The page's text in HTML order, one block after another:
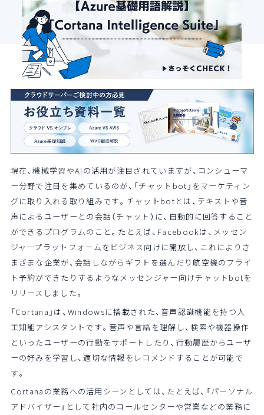
よくある質問
SB C&Sの強み
現在、機械学習やAIの活用が注目されていますが、コンシューマ
ー分野で注目を集めているのが、「チャットbot」をマーケティン
グに取り入れる取り組みです。チャットbotとは、テキストや音
声によるユーザーとの会話（チャット）に、自動的に回答すること
ができるプログラムのこと。たとえば、Facebookは、メッセン
ジャープラットフォームをビジネス向けに開放し、これによりさ
まざまな企業が、会話しながらギフトを選んだり航空機のフライ
ト予約ができたりするようなメッセンジャー向けチャットbotを
リリースしました。
「Cortana」は、Windowsに搭載された、音声認識機能を持つ人
工知能アシスタントです。音声や言語を理解し、検索や機器操作
といったユーザーの行動をサポートしたり、行動履歴からユーザ
ーの好みを学習し、適切な情報をレコメンドすることが可能で
す。
Cortanaの業務への活用シーンとしては、たとえば、「パーソナル
アドバイザー」として社内のコールセンターや営業などの業務に